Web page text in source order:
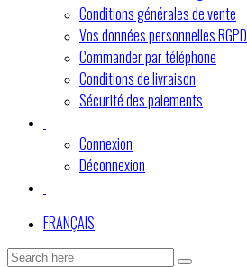
Conditions générales de vente
Vos données personnelles RGPD
Commander par téléphone
Conditions de livraison
Sécurité des paiements
Connexion
Déconnexion
FRANÇAIS